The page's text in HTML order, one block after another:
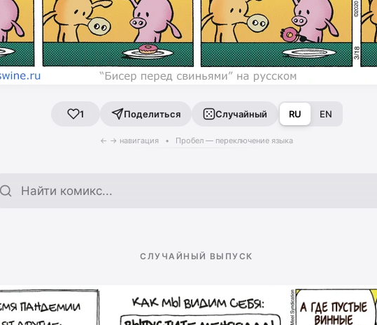
1 Поделиться Случайный
← → навигация • Пробел — переключение языка
RU EN
Поиск по архиву
СЛУЧАЙНЫЙ ВЫПУСК